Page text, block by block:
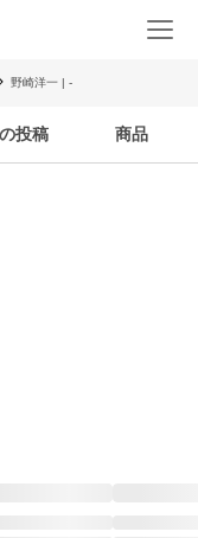
野崎洋一 | -
投稿 商品